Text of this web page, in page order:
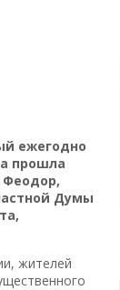
ежегодно
прошла
Феодор,
Думы
жителей